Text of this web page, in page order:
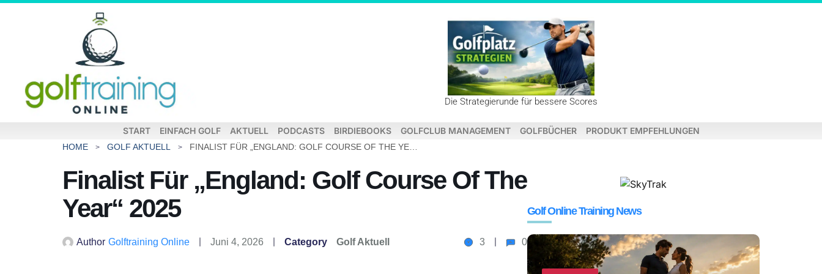
Die Strategierunde für bessere Scores
START EINFACH GOLF AKTUELL PODCASTS BIRDIEBOOKS GOLFCLUB MANAGEMENT GOLFBÜCHER PRODUKT EMPFEHLUNGEN
HOME GOLF AKTUELL
Finalist Für „England: Golf Course Of The
Year“ 2025
Author Golftraining Online Juni 4, 2026 Category Golf Aktuell 3 0
Golf Online Training News